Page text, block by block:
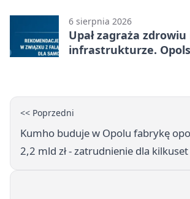
6 sierpnia 2026
Upał zagraża zdrowiu
infrastrukturze.
<< Poprzedni
Kumho buduje w Opolu fabrykę
2,2 mld zł - zatrudnienie dla